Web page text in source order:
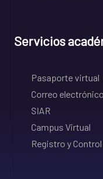
Servicios
Pasaporte virtual
Correo electrónico
SIAR
Campus Virtual
Registro y Control